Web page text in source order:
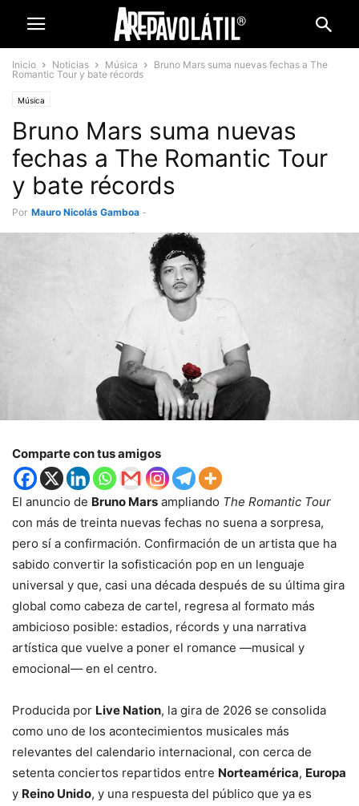
Inicio Noticias Música
Bruno Mars suma nuevas fechas a The
Romantic Tour y bate récords
Música
Bruno Mars suma nuevas
fechas a The Romantic Tour
y bate récords
Por Mauro Nicolás Gamboa -
Comparte con tus amigos
El anuncio de Bruno Mars ampliando The Romantic Tour
con más de treinta nuevas fechas no suena a sorpresa,
pero sí a confirmación. Confirmación de un artista que ha
sabido convertir la sofisticación pop en un lenguaje
universal y que, casi una década después de su última gira
global como cabeza de cartel, regresa al formato más
ambicioso posible: estadios, récords y una narrativa
artística que vuelve a poner el romance —musical y
emocional— en el centro.
Producida por Live Nation, la gira de 2026 se consolida
como uno de los acontecimientos musicales más
relevantes del calendario internacional, con cerca de
setenta conciertos repartidos entre Norteamérica, Europa
y Reino Unido, y una respuesta del público que ya es